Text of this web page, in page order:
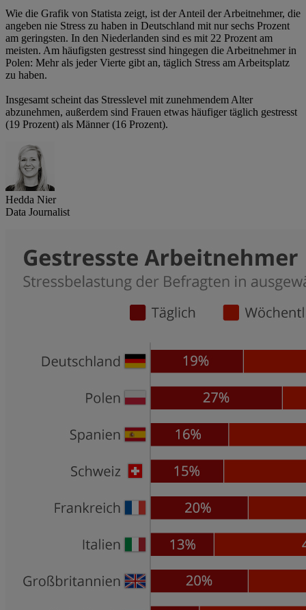
Wie die Grafik von Statista zeigt, ist der Anteil der Arbeitnehmer, die
angeben nie Stress zu haben in Deutschland mit nur sechs Prozent
am geringsten. In den Niederlanden sind es mit 22 Prozent am
meisten. Am häufigsten gestresst sind hingegen die Arbeitnehmer in
Polen: Mehr als jeder Vierte gibt an, täglich Stress am Arbeitsplatz
zu haben.
Insgesamt scheint das Stresslevel mit zunehmendem Alter
abzunehmen, außerdem sind Frauen etwas häufiger täglich gestresst
(19 Prozent) als Männer (16 Prozent).
Hedda Nier
Data Journalist